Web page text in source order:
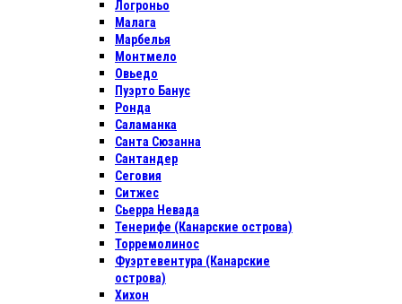
Логроньо
Малага
Марбелья
Монтмело
Овьедо
Пуэрто Банус
Ронда
Саламанка
Санта Сюзанна
Сантандер
Сеговия
Ситжес
Сьерра Невада
Тенерифе (Канарские острова)
Торремолинос
Фуэртевентура (Канарские
острова)
Хихон